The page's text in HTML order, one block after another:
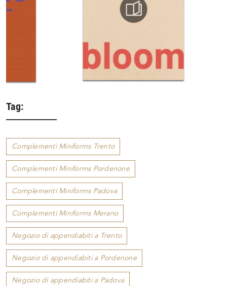
Tag:
Complementi Miniforms Trento
Complementi Miniforms Pordenone
Complementi Miniforms Padova
Complementi Miniforms Merano
Negozio di appendiabiti a Trento
Negozio di appendiabiti a Pordenone
Negozio di appendiabiti a Padova